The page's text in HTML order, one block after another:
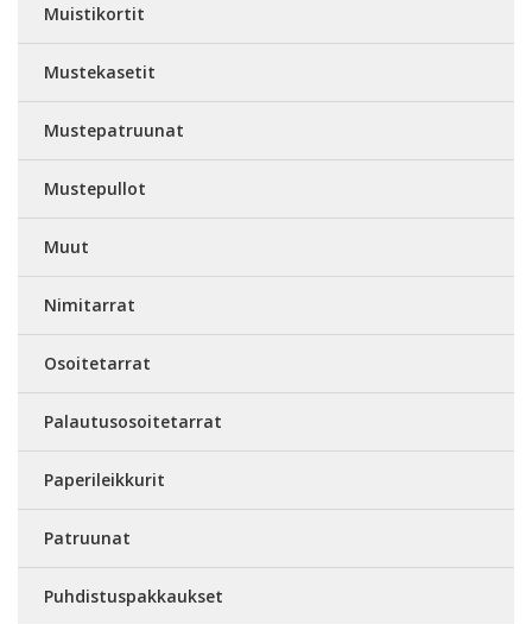
Muistikortit
Mustekasetit
Mustepatruunat
Mustepullot
Muut
Nimitarrat
Osoitetarrat
Palautusosoitetarrat
Paperileikkurit
Patruunat
Puhdistuspakkaukset